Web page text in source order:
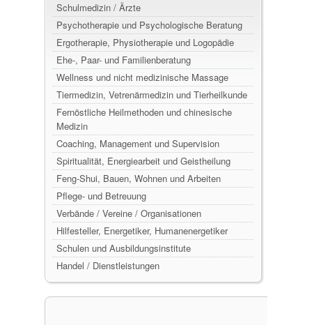
Schulmedizin / Ärzte
Psychotherapie und Psychologische Beratung
Ergotherapie, Physiotherapie und Logopädie
Ehe-, Paar- und Familienberatung
Wellness und nicht medizinische Massage
Tiermedizin, Vetrenärmedizin und Tierheilkunde
Fernöstliche Heilmethoden und chinesische
Medizin
Coaching, Management und Supervision
Spiritualität, Energiearbeit und Geistheilung
Feng-Shui, Bauen, Wohnen und Arbeiten
Pflege- und Betreuung
Verbände / Vereine / Organisationen
Hilfesteller, Energetiker, Humanenergetiker
Schulen und Ausbildungsinstitute
Handel / Dienstleistungen